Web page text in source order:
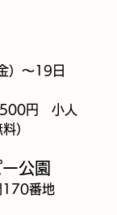
）～19日
円　小人
）
公園
170番地